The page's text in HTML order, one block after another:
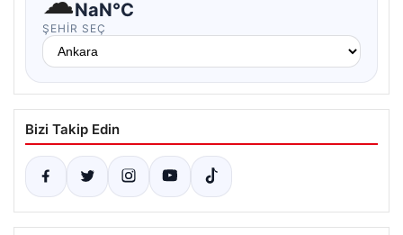
NaN°C
ŞEHIR SEÇ
Bizi Takip Edin